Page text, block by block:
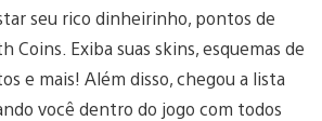
seu rico dinheirinho, pontos de
Coins. Exiba suas skins, esquemas de
e mais! Além disso, chegou a lista
você dentro do jogo com todos